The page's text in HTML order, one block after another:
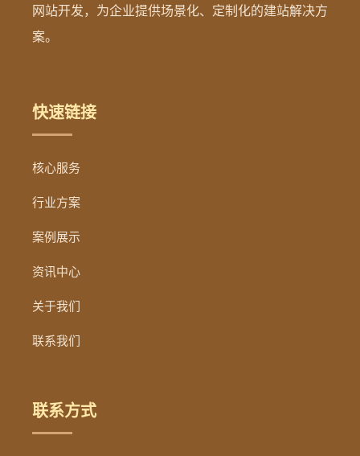
网站开发，为企业提供场景化、定制化的建站解决方
案。
快速链接
核心服务
行业方案
案例展示
资讯中心
关于我们
联系我们
联系方式